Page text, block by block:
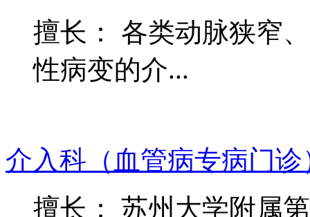
擅长： 各类动脉狭窄
性病变的介...
介入科（血管病专病门诊
擅长： 苏州大学附属